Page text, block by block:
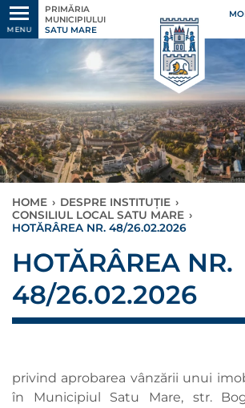
MENU
PRIMĂRIA
MUNICIPIULUI
SATU MARE
HOME › DESPRE INSTITUȚIE ›
CONSILIUL LOCAL SATU MARE ›
HOTĂRÂREA NR. 48/26.02.2026
HOTĂRÂREA NR.
48/26.02.2026
privind aprobarea vânzării unui
în Municipiul Satu Mare, str.